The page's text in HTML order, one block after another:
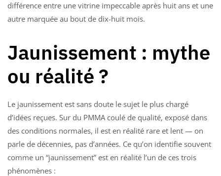
différence entre une vitrine impeccable après huit ans et une
autre marquée au bout de dix-huit mois.
Jaunissement : mythe
ou réalité ?
Le jaunissement est sans doute le sujet le plus chargé
d’idées reçues. Sur du PMMA coulé de qualité, exposé dans
des conditions normales, il est en réalité rare et lent — on
parle de décennies, pas d’années. Ce qu’on identifie souvent
comme un “jaunissement” est en réalité l’un de ces trois
phénomènes :